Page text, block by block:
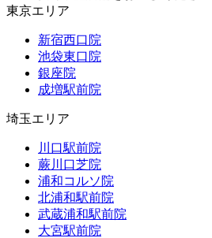
東京エリア
新宿西口院
池袋東口院
銀座院
成増駅前院
埼玉エリア
川口駅前院
蕨川口芝院
浦和コルソ院
北浦和駅前院
武蔵浦和駅前院
大宮駅前院